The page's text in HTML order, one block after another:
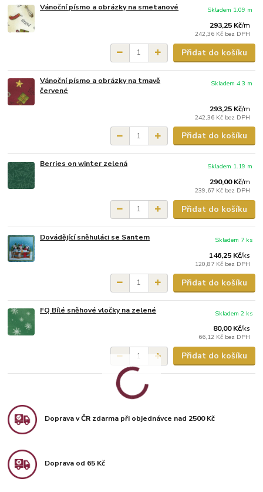
Vánoční písmo a obrázky na smetanové
293,25 Kč/m
242,36 Kč bez DPH
Skladem 1.09 m
Přidat do košíku
Vánoční písmo a obrázky na tmavě
červené
293,25 Kč/m
242,36 Kč bez DPH
Skladem 4.3 m
Přidat do košíku
Berries on winter zelená
290,00 Kč/m
239,67 Kč bez DPH
Skladem 1.19 m
Přidat do košíku
Dovádějící sněhuláci se Santem
146,25 Kč/ks
120,87 Kč bez DPH
Skladem 7 ks
Přidat do košíku
FQ Bílé sněhové vločky na zelené
80,00 Kč/ks
66,12 Kč bez DPH
Skladem 2 ks
Přidat do košíku
Doprava v ČR zdarma při objednávce nad 2500 Kč
Doprava od 65 Kč